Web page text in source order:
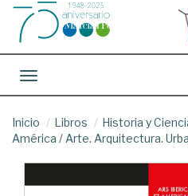
Toggle navigation
Inicio Libros Historia y
América / Arte. Arquitectura.